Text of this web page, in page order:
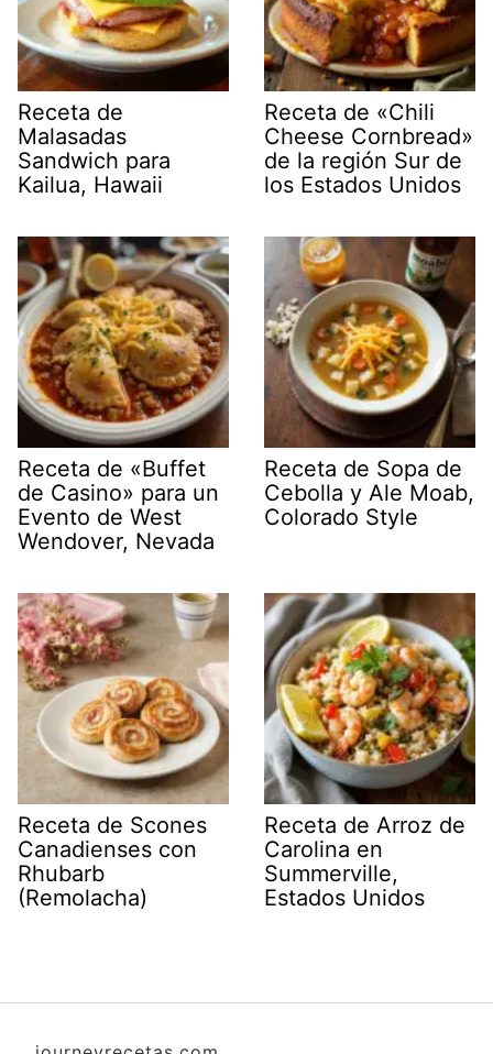
Receta de
Malasadas
Sandwich para
Kailua, Hawaii
Receta de «Chili
Cheese Cornbread»
de la región Sur de
los Estados Unidos
Receta de «Buffet
de Casino» para un
Evento de West
Wendover, Nevada
Receta de Sopa de
Cebolla y Ale Moab,
Colorado Style
Receta de Scones
Canadienses con
Rhubarb
(Remolacha)
Receta de Arroz de
Carolina en
Summerville,
Estados Unidos